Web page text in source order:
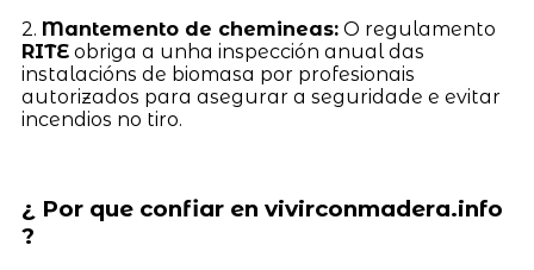
2. Mantemento de chemineas:O regulamento
RITEobriga a unha inspección anual das
instalacións de biomasa por profesionais
autorizados para asegurar a seguridade e evitar
incendios no tiro.
¿ Por que confiar en vivirconmadera.info
?